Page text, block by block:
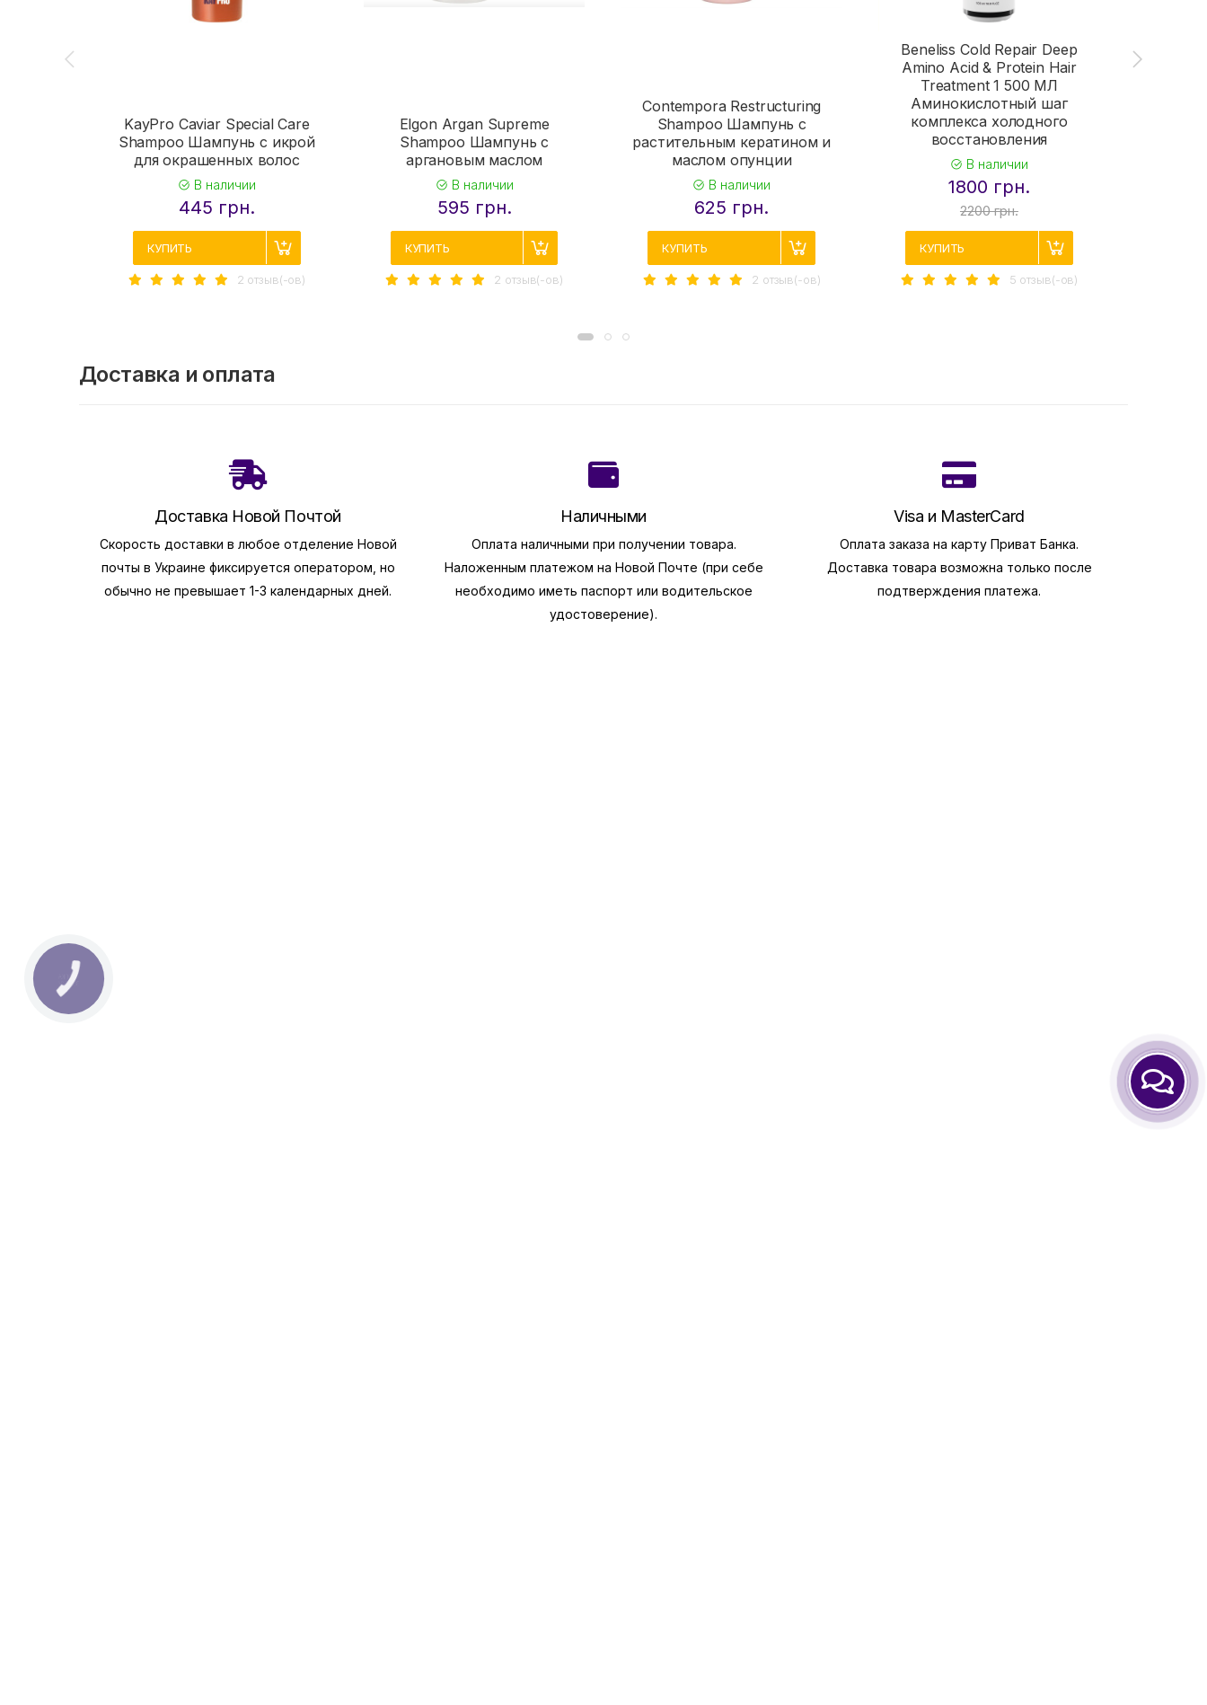
KayPro Caviar Special Care
Shampoo Шампунь с икрой
для окрашенных волос
В наличии
445 грн.
КУПИТЬ
2 отзыв(-ов)
Elgon Argan Supreme
Shampoo Шампунь с
аргановым маслом
В наличии
595 грн.
КУПИТЬ
2 отзыв(-ов)
Contempora Restructuring
Shampoo Шампунь с
растительным кератином и
маслом опунции
В наличии
625 грн.
КУПИТЬ
2 отзыв(-ов)
Beneliss Cold Repair Deep
Amino Acid & Protein Hair
Treatment 1 500 МЛ
Аминокислотный шаг
комплекса холодного
восстановления
В наличии
1800 грн.
2200 грн.
КУПИТЬ
5 отзыв(-ов)
Доставка и оплата
Доставка Новой Почтой
Скорость доставки в любое отделение Новой
почты в Украине фиксируется оператором, но
обычно не превышает 1-3 календарных дней.
Наличными
Оплата наличными при получении товара.
Наложенным платежом на Новой Почте (при себе
необходимо иметь паспорт или водительское
удостоверение).
Visa и MasterCard
Оплата заказа на карту Приват Банка.
Доставка товара возможна только после
подтверждения платежа.